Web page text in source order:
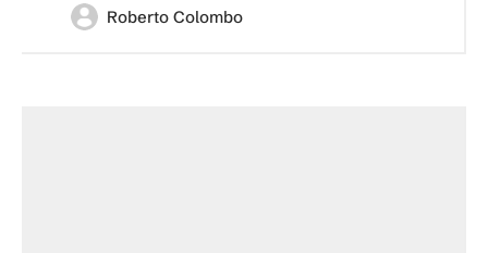
Roberto Colombo